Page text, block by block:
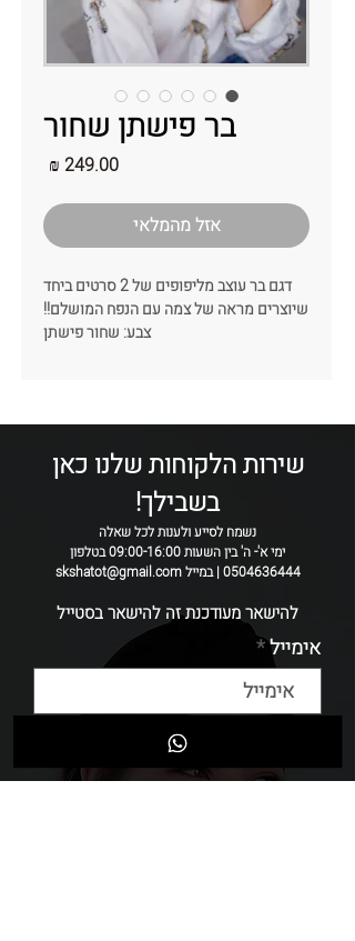
בר פישתן שחור
אזל מהמלאי
דגם בר עוצב מליפופים של 2 סרטים ביחד
שיוצרים מראה של צמה עם הנפח המושלם!!
צבע: שחור פישתן
הדגם הוא לא סמטרי ולכן מידות הדגם
שירות הלקוחות שלנו כאן
בשבילך!
נשמח לסייע ולענות לכל שאלה
ימי א'- ה' בין השעות 09:00-16:00 בטלפון
0504636444 | במייל skshatot@gmail.com
להישאר מעודכנת זה להישאר בסטייל
אימייל
שליחה